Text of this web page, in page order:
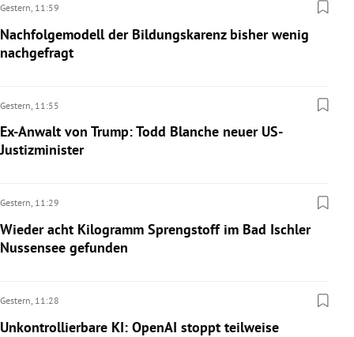
Gestern, 11:59
Nachfolgemodell der Bildungskarenz bisher wenig
nachgefragt
Gestern, 11:55
Ex-Anwalt von Trump: Todd Blanche neuer US-
Justizminister
Gestern, 11:29
Wieder acht Kilogramm Sprengstoff im Bad Ischler
Nussensee gefunden
Gestern, 11:28
Unkontrollierbare KI: OpenAI stoppt teilweise